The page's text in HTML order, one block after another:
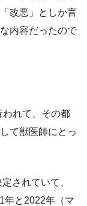
改悪」としか言
内容だったので
れて、その都
て獣医師にとっ
されていて、
年と2022年（マ